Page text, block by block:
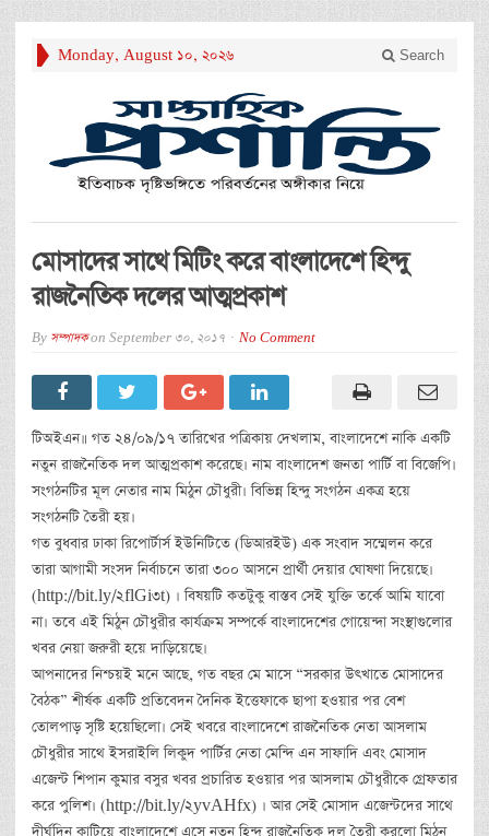
Monday, August 10, 2026 Search
মোসাদের সাথে মিটিং করে বাংলাদেশে হিন্দু
রাজনৈতিক দলের আত্মপ্রকাশ
By সম্পাদকon September 30, 2017 No Comment
টিঅইএন॥ গত ২৪/০৯/১৭ তারিখের পত্রিকায় দেখলাম, বাংলাদেশে নাকি একটি
নতুন রাজনৈতিক দল আত্মপ্রকাশ করেছে। নাম বাংলাদেশ জনতা পার্টি বা বিজেপি।
সংগঠনটির মূল নেতার নাম মিঠুন চৌধুরী। বিভিন্ন হিন্দু সংগঠন একত্র হয়ে
সংগঠনটি তৈরী হয়।
গত বুধবার ঢাকা রিপোর্টার্স ইউনিটিতে (ডিআরইউ) এক সংবাদ সম্মেলন করে
তারা আগামী সংসদ নির্বাচনে তারা ৩০০ আসনে প্রার্থী দেয়ার ঘোষণা দিয়েছে।
(http://bit.ly/2flGi3t) । বিষয়টি কতটুকু বাস্তব সেই যুক্তি তর্কে আমি যাবো
না। তবে এই মিঠুন চৌধুরীর কার্যক্রম সম্পর্কে বাংলাদেশের গোয়েন্দা সংস্থাগুলোর
খবর নেয়া জরুরী হয়ে দাড়িয়েছে।
আপনাদের নিশ্চয়ই মনে আছে, গত বছর মে মাসে “সরকার উৎখাতে মোসাদের
বৈঠক” শীর্ষক একটি প্রতিবেদন দৈনিক ইত্তেফাকে ছাপা হওয়ার পর বেশ
তোলপাড় সৃষ্টি হয়েছিলো। সেই খবরে বাংলাদেশে রাজনৈতিক নেতা আসলাম
চৌধুরীর সাথে ইসরাইলি লিকুদ পার্টির নেতা মেন্দি এন সাফাদি এবং মোসাদ
এজেন্ট শিপান কুমার বসুর খবর প্রচারিত হওয়ার পর আসলাম চৌধুরীকে গ্রেফতার
করে পুলিশ। (http://bit.ly/2yvAHfx) । আর সেই মোসাদ এজেন্টদের সাথে